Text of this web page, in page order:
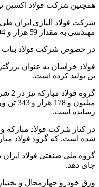
همچنین شرکت فولاد اکسین نیز در مدت 12 ماهه سال 99 توانسته. ورق عریض به مقدار 811
مهندسی به مقدار 59 هزار و 804 تن. و میلگرد آلیاژی – مهندسی نیز به میزان 278 هزار و 815 تن تولید کرده است.
در خصوص شرکت فولاد بناب نیز می توان گفت : طی مدت 12 ماهه سال
تن تولید کرده است.
رسانده است.
شده است. که گروه فولاد مبارکه با تولید 6 میلیون و 441 هزار
جای دهد.
ورق خودرو چهارمحال و بختیاری نیز طی 12 ماهه سال 1399 موفق شده. ورق گالوانیزه به